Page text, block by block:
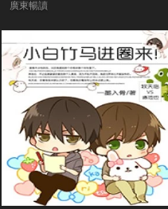
廣東暢讀